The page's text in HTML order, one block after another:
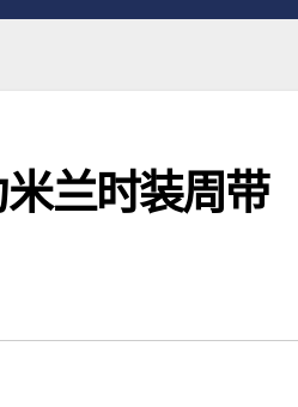
兰时装周带